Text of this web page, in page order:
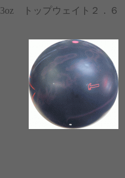
トップウェイト２．６